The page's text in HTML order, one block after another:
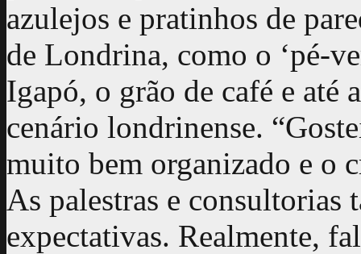
azulejos e pratinhos de
de Londrina, como o ‘pé-
Igapó, o grão de café e até
cenário londrinense.
muito bem organizado e o
As palestras e consultorias
expectativas. Realmente,